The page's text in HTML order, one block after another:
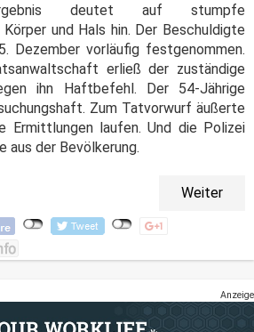
deutet auf stumpfe
und Hals hin. Der Beschuldigte
Dezember vorläufig festgenommen.
erließ der zuständige
ihn Haftbefehl. Der 54-Jährige
Zum Tatvorwurf äußerte
Ermittlungen laufen. Und die Polizei
aus der Bevölkerung.
Weiter
Anzeige